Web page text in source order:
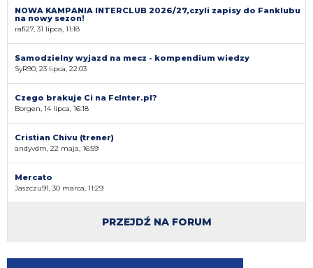
NOWA KAMPANIA INTERCLUB 2026/27,czyli zapisy do Fanklubu
na nowy sezon!
rafi27, 31 lipca, 11:18
Samodzielny wyjazd na mecz - kompendium wiedzy
SyR90, 23 lipca, 22:03
Czego brakuje Ci na FcInter.pl?
Borgen, 14 lipca, 16:18
Cristian Chivu (trener)
andyvdm, 22 maja, 16:59
Mercato
Jaszczu91, 30 marca, 11:29
PRZEJDŹ NA FORUM